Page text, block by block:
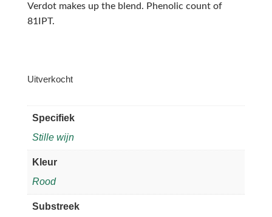
Verdot makes up the blend. Phenolic count of
81IPT.
Uitverkocht
Specifiek
Stille wijn
Kleur
Rood
Substreek